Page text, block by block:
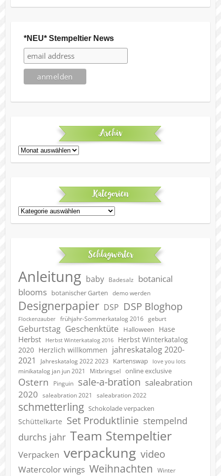
*NEU* Stempeltier News
Archiv
Archiv
Kategorien
Kategorien
Schlagwörter
Anleitung baby Badesalz
botanical
blooms botanischer Garten demo werden
Designerpapier DSP DSP Bloghop
Flockenzauber frühjahr-Sommerkatalog 2016 geburt
Geburtstag Geschenktüte Halloween Hase
Herbst Herbst Winterkatalog 2016
Herbst Winterkatalog
2020 Herzlich willkommen jahreskatalog 2020-
2021
Jahreskatalog 2022 2023 Kartenswap love you lots
minikatalog jan jun 2021 Mitbringsel online exclusive
Ostern Pinguin sale-a-bration saleabration
2020
saleabration 2021 saleabration 2022
schmetterling Schokolade verpacken
Schüttelkarte Set Produktlinie stempelnd
durchs jahr Team Stempeltier
Verpacken verpackung video
Watercolor wings Weihnachten Winter